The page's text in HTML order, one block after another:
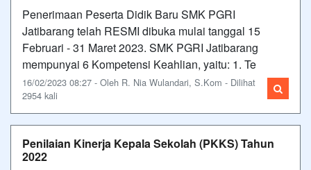
Penerimaan Peserta Didik Baru SMK PGRI
Jatibarang telah RESMI dibuka mulai tanggal 15
Februari - 31 Maret 2023. SMK PGRI Jatibarang
mempunyai 6 Kompetensi Keahlian, yaitu: 1. Te
16/02/2023 08:27 - Oleh R. Nia Wulandari, S.Kom - Dilihat
2954 kali
Penilaian Kinerja Kepala Sekolah (PKKS) Tahun
2022